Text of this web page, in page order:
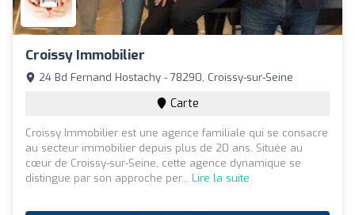
Croissy Immobilier
24 Bd Fernand Hostachy - 78290, Croissy-sur-Seine
Carte
Croissy Immobilier est une agence familiale qui se consacre
au secteur immobilier depuis plus de 20 ans. Située au
cœur de Croissy-sur-Seine, cette agence dynamique se
distingue par son approche per... Lire la suite